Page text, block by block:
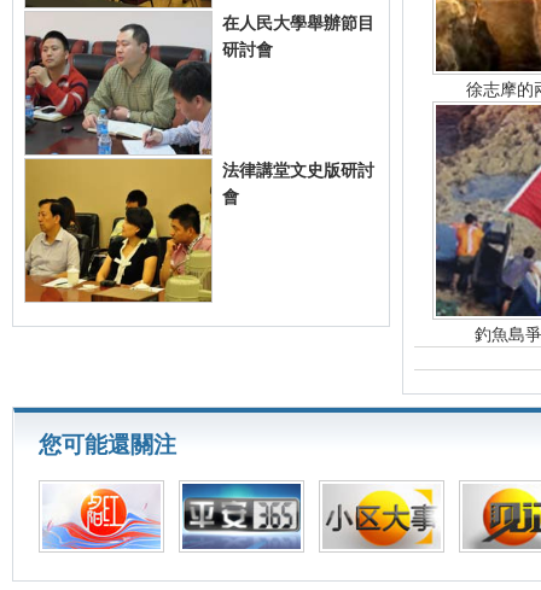
在人民大學舉辦節目
研討會
法律講堂文史版研討
會
徐志摩的
釣魚島
您可能還關注